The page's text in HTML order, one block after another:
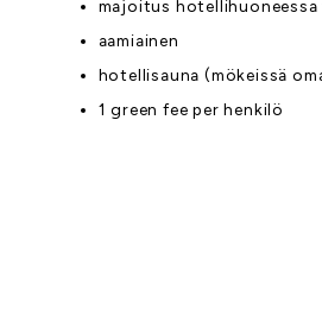
majoitus hotellihuoneessa
aamiainen
hotellisauna (mökeissä
1 green fee per henkilö